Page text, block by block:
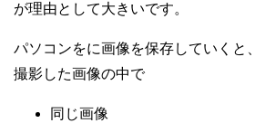
が理由として大きいです。
パソコンをに画像を保存していくと、
撮影した画像の中で
同じ画像